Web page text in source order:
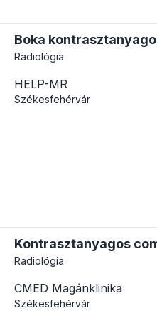
Boka
Radiológia
HELP-MR
Székesfehérvár
Kontrasztanyagos
Radiológia
CMED Magánklinika
Székesfehérvár